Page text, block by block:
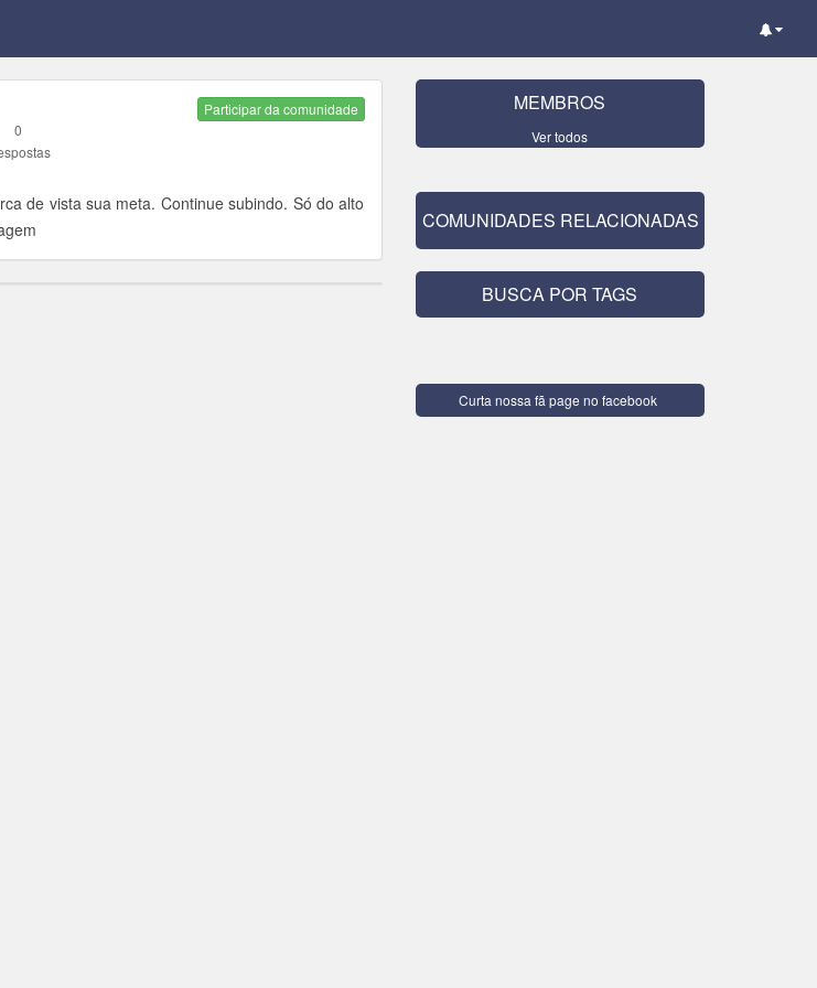
Participar da comunidade
0
de vista sua meta. Continue subindo. Só do alto
MEMBROS
Ver todos
COMUNIDADES RELACIONADAS
BUSCA POR TAGS
Curta nossa fã page no facebook